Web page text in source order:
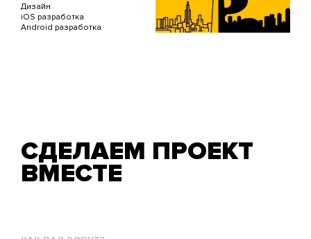
Дизайн
iOS разработка
Android разработка
СДЕЛАЕМ ПРОЕКТ
ВМЕСТЕ